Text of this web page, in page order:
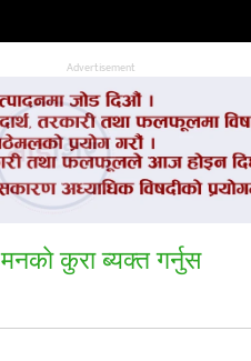
Advertisement
मनकाे कुरा ब्यक्त गर्नुस